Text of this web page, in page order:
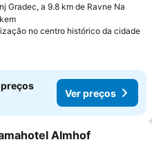
Gradec, a 9.8 km de Ravne Na
no centro histórico da cidade
preços
Ver preços
aos favoritos
Almhof